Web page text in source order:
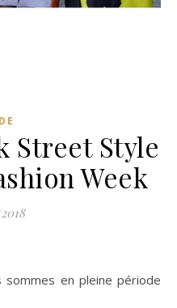
Street Style
Week
sommes en pleine période